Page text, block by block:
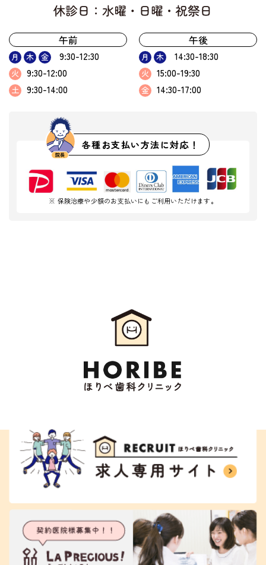
午前
月 木 金 9:30-12:30
火 9:30-12:00
土 9:30-14:00
午後
月 木 14:30-18:30
火 15:00-19:30
金 14:30-17:00
各種お支払い方法に対応！
※ 保険治療や少額のお支払いにもご利用いただけます。